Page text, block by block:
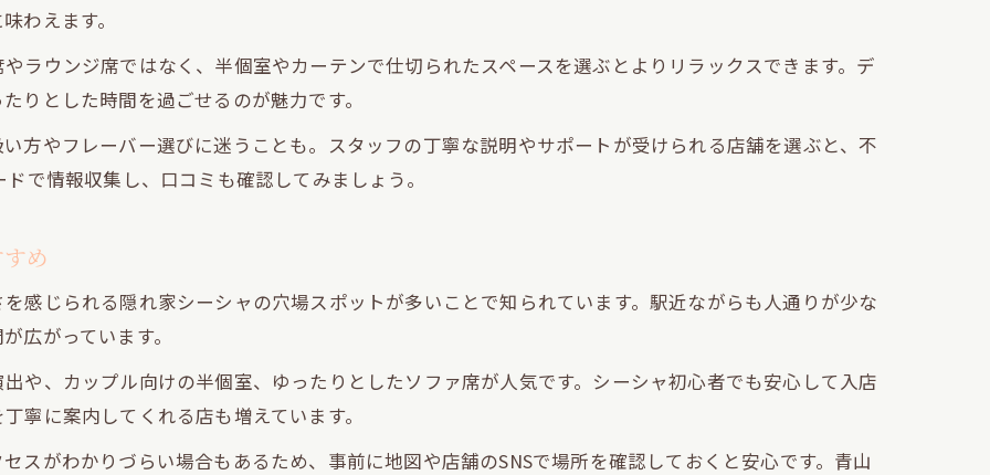
シーシャとタバコの違いと安全性を確認
初心者が知りたいシーシャの楽しみ方ポイント
大人の落ち着きを叶える都会のシーシャ活用術
都会の隠れ家シーシャで大人の余裕を演出
ひっそり空間で楽しむシーシャの使い方
都会のシーシャ空間で上質なリラックス体験
わえます。
ラウンジ席ではなく、半個室やカーテンで仕切られたスペースを選ぶとよりリラックスできます。デ
りとした時間を過ごせるのが魅力です。
方やフレーバー選びに迷うことも。スタッフの丁寧な説明やサポートが受けられる店舗を選ぶと、不
で情報収集し、口コミも確認してみましょう。
め
感じられる隠れ家シーシャの穴場スポットが多いことで知られています。駅近ながらも人通りが少な
広がっています。
や、カップル向けの半個室、ゆったりとしたソファ席が人気です。シーシャ初心者でも安心して入店
寧に案内してくれる店も増えています。
スがわかりづらい場合もあるため、事前に地図や店舗のSNSで場所を確認しておくと安心です。青山